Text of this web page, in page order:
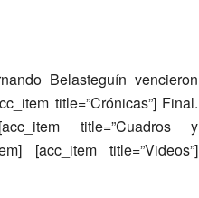
Belasteguín vencieron
title=”Crónicas”] Final.
title=”Cuadros y
[acc_item title=”Videos”]